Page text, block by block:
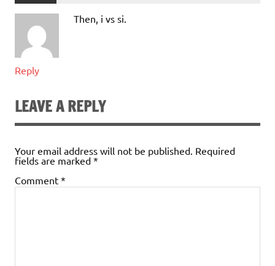
Then, i vs si.
Reply
LEAVE A REPLY
Your email address will not be published. Required
fields are marked *
Comment *